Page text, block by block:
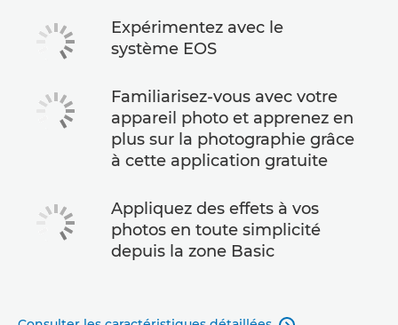
Expérimentez avec le
système EOS
Familiarisez-vous avec votre
appareil photo et apprenez en
plus sur la photographie grâce
à cette application gratuite
Appliquez des effets à vos
photos en toute simplicité
depuis la zone Basic